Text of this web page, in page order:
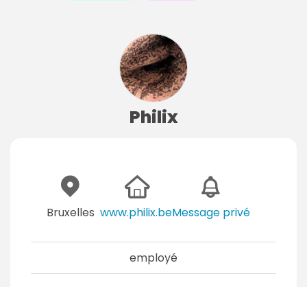
Philix
Bruxelles www.philix.beMessage privé
employé